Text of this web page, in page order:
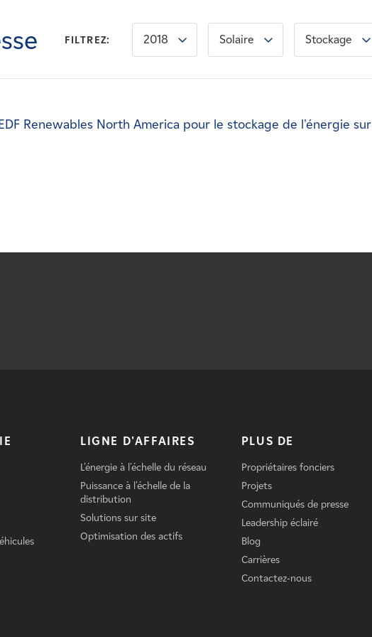
FILTREZ: 2018 Solaire Stockage
Renewables North America pour le stockage de l'énergie sur
LIGNE D'AFFAIRES
L'énergie à l'échelle du réseau
Puissance à l'échelle de la
distribution
Solutions sur site
Optimisation des actifs
PLUS DE
Propriétaires fonciers
Projets
Communiqués de presse
Leadership éclairé
Blog
Carrières
Contactez-nous